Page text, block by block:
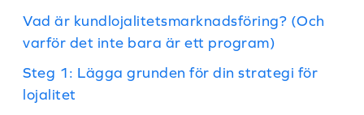
Vad är kundlojalitetsmarknadsföring? (Och
varför det inte bara är ett program)
Steg 1: Lägga grunden för din strategi för
lojalitet